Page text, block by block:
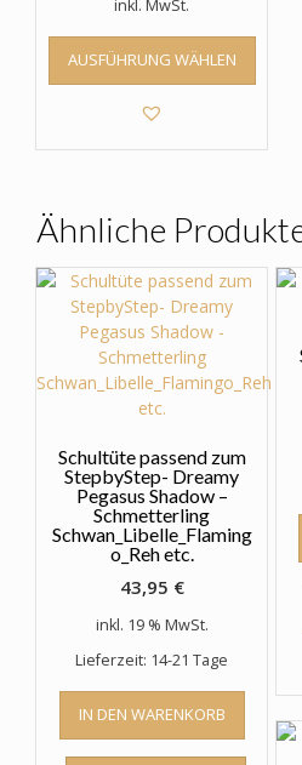
inkl. MwSt.
AUSFÜHRUNG WÄHLEN
Dieses
weist
auf
der
Ähnliche
Schultüte passend zum
StepbyStep- Dreamy
Pegasus Shadow –
Schmetterling
Schwan_Libelle_Flaming
o_Reh etc.
43,95 €
inkl. 19 % MwSt.
Lieferzeit: 14-21 Tage
IN DEN WARENKORB